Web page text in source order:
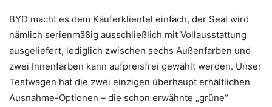
BYD macht es dem Käuferklientel einfach, der Seal wird
nämlich serienmäßig ausschließlich mit Vollausstattung
ausgeliefert, lediglich zwischen sechs Außenfarben und
zwei Innenfarben kann aufpreisfrei gewählt werden. Unser
Testwagen hat die zwei einzigen überhaupt erhältlichen
Ausnahme-Optionen – die schon erwähnte „grüne“